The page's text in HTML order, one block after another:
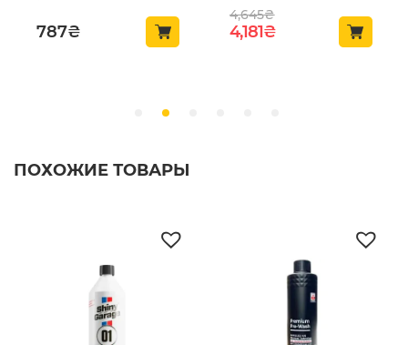
787₴
4,645₴
Первоначальная
4,181₴Текущая цена:
ПОХОЖИЕ ТОВАРЫ